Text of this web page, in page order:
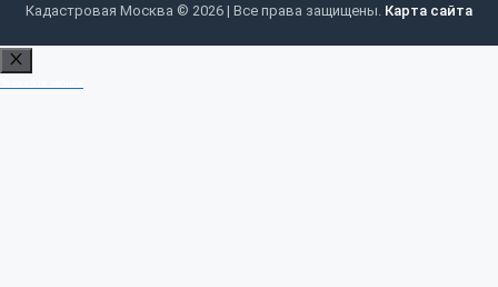
Кадастровая Москва © 2026 | Все права защищены. Карта сайта
Закрыть